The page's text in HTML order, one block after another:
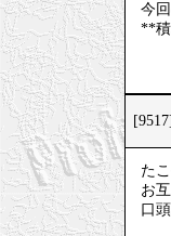
今
**積
[9517]
た
お
口